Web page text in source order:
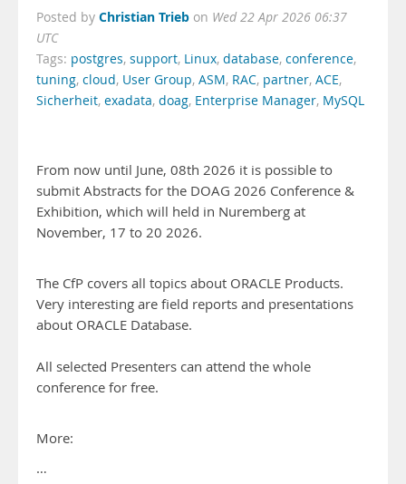
Posted by Christian Trieb on Wed 22 Apr 2026 06:37
UTC
Tags: postgres, support, Linux, database, conference,
tuning, cloud, User Group, ASM, RAC, partner, ACE,
Sicherheit, exadata, doag, Enterprise Manager, MySQL
From now until June, 08th 2026 it is possible to
submit Abstracts for the DOAG 2026 Conference &
Exhibition, which will held in Nuremberg at
November, 17 to 20 2026.
The CfP covers all topics about ORACLE Products.
Very interesting are field reports and presentations
about ORACLE Database.
All selected Presenters can attend the whole
conference for free.
More:
…